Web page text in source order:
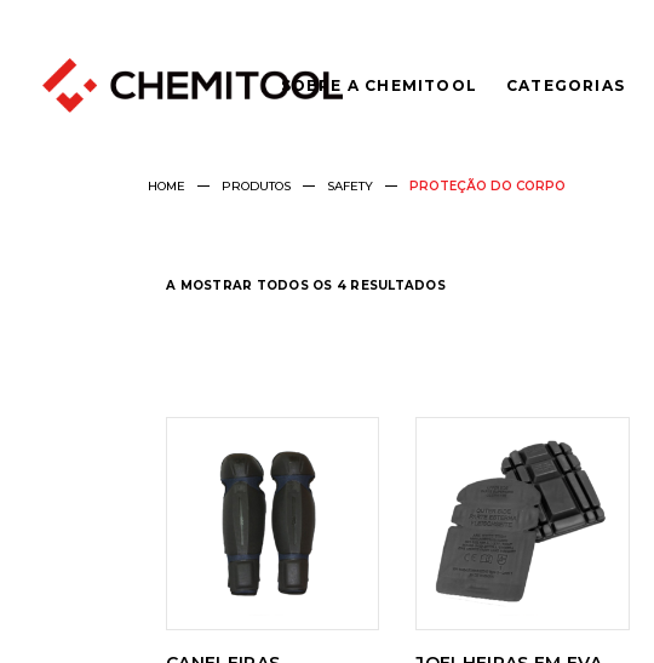
SOBRE A CHEMITOOL CATEGORIAS
HOME PRODUTOS SAFETY PROTEÇÃO DO CORPO
A MOSTRAR TODOS OS 4 RESULTADOS
LER
MAIS
LER
MAIS